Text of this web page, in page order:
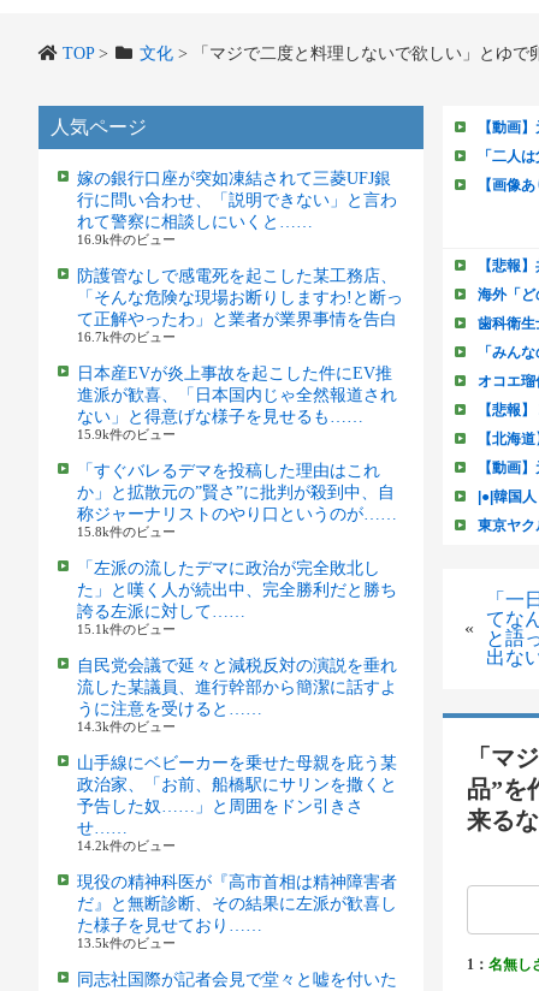
TOP> 文化> 「マジで二度と料理しないで欲しい」とゆ
人気ページ
嫁の銀行口座が突如凍結されて三菱UFJ銀
行に問い合わせ、「説明できない」と言わ
れて警察に相談しにいくと……
16.9k件のビュー
防護管なしで感電死を起こした某工務店、
「そんな危険な現場お断りしますわ!と断っ
て正解やったわ」と業者が業界事情を告白
16.7k件のビュー
日本産EVが炎上事故を起こした件にEV推
進派が歓喜、「日本国内じゃ全然報道され
ない」と得意げな様子を見せるも……
15.9k件のビュー
「すぐバレるデマを投稿した理由はこれ
か」と拡散元の”賢さ”に批判が殺到中、自
称ジャーナリストのやり口というのが……
15.8k件のビュー
「左派の流したデマに政治が完全敗北し
た」と嘆く人が続出中、完全勝利だと勝ち
誇る左派に対して……
15.1k件のビュー
自民党会議で延々と減税反対の演説を垂れ
流した某議員、進行幹部から簡潔に話すよ
うに注意を受けると……
14.3k件のビュー
山手線にベビーカーを乗せた母親を庇う某
政治家、「お前、船橋駅にサリンを撒くと
予告した奴……」と周囲をドン引きさ
せ……
14.2k件のビュー
現役の精神科医が『高市首相は精神障害者
だ』と無断診断、その結果に左派が歓喜し
た様子を見せており……
13.5k件のビュー
同志社国際が記者会見で堂々と嘘を付いた
«
「一
てな
と語
出な
「マ
品”を
来る
1： 名無し